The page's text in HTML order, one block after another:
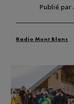
Publié par
Radio Mont Blanc